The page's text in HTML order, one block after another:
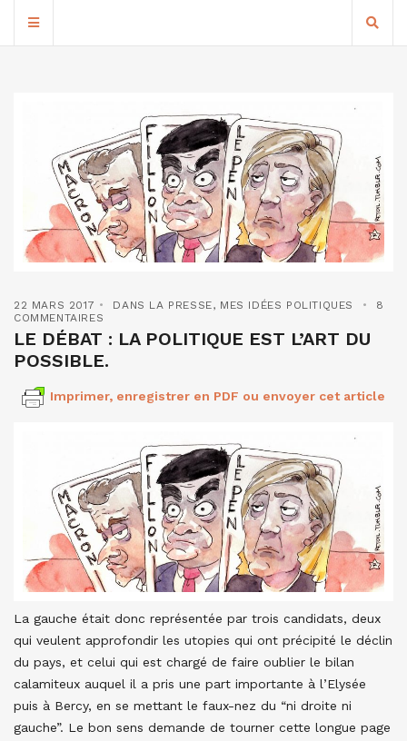
22 MARS 2017 DANS LA PRESSE, MES IDÉES POLITIQUES
8
COMMENTAIRES
LE DÉBAT : LA POLITIQUE EST L’ART DU
POSSIBLE.
Imprimer, enregistrer en PDF ou envoyer cet article
La gauche était donc représentée par trois candidats, deux
qui veulent approfondir les utopies qui ont précipité le déclin
du pays, et celui qui est chargé de faire oublier le bilan
calamiteux auquel il a pris une part importante à l’Elysée
puis à Bercy, en se mettant le faux-nez du “ni droite ni
gauche”. Le bon sens demande de tourner cette longue page